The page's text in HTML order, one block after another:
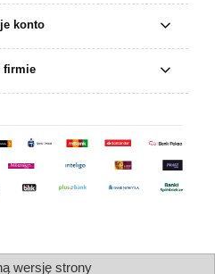
konto
firmie
wersję strony